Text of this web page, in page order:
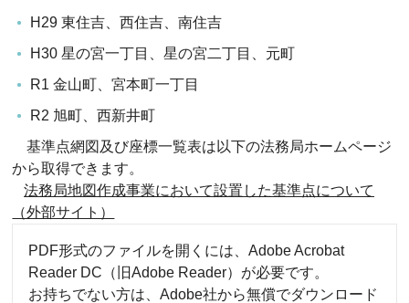
H29 東住吉、西住吉、南住吉
H30 星の宮一丁目、星の宮二丁目、元町
R1 金山町、宮本町一丁目
R2 旭町、西新井町
基準点網図及び座標一覧表は以下の法務局ホームページ
から取得できます。
法務局地図作成事業において設置した基準点について
（外部サイト）
PDF形式のファイルを開くには、Adobe Acrobat
Reader DC（旧Adobe Reader）が必要です。
お持ちでない方は、Adobe社から無償でダウンロード